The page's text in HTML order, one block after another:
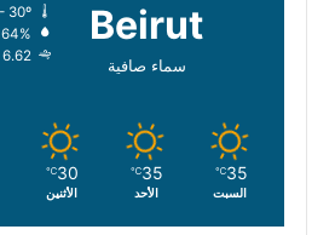
Beirut
سماء صافية
64%
6.62 كيلومتر/ساعة
35
℃
السبت
35
℃
الأحد
30
℃
الأثنين